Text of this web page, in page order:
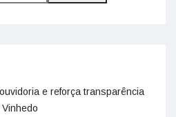
e reforça transparência